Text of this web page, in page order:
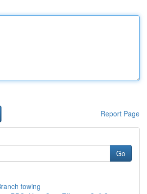
Report Page
Go
towing